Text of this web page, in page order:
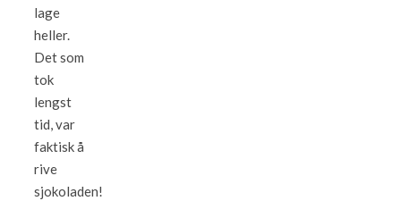
lage
heller.
Det som
tok
lengst
tid, var
faktisk å
rive
sjokoladen!